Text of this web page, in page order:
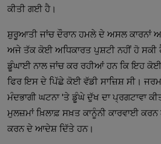
ਕੀਤੀ ਗਈ ਹੈ।
ਸ਼ੁਰੂਆਤੀ ਜਾਂਚ ਦੌਰਾਨ ਹਮਲੇ ਦੇ ਅਸਲ ਕਾਰਨਾਂ
ਅਜੇ ਤੱਕ ਕੋਈ ਅਧਿਕਾਰਤ ਪੁਸ਼ਟੀ ਨਹੀਂ ਹੋ
ਡੂੰਘਾਈ ਨਾਲ ਜਾਂਚ ਕਰ ਰਹੀਆਂ ਹਨ ਕਿ ਇਹ ਕੋਈ
ਫਿਰ ਇਸ ਦੇ ਪਿੱਛੇ ਕੋਈ ਵੱਡੀ ਸਾਜ਼ਿਸ਼ ਸੀ।
ਮੰਦਭਾਗੀ ਘਟਨਾ 'ਤੇ ਡੂੰਘੇ ਦੁੱਖ ਦਾ ਪ੍ਰਗਟਾਵਾ
ਮੁਲਜ਼ਮਾਂ ਖ਼ਿਲਾਫ਼ ਸਖ਼ਤ ਕਾਨੂੰਨੀ ਕਾਰਵਾਈ
ਕਰਨ ਦੇ ਆਦੇਸ਼ ਦਿੱਤੇ ਹਨ।